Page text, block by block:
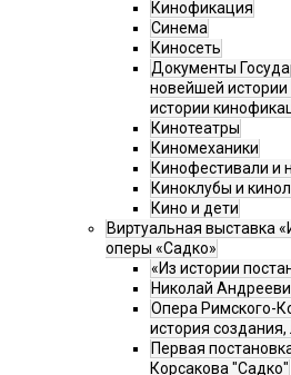
Кинофикация
Синема
Киносеть
Документы
новейшей истории
истории
Кинотеатры
Киномеханики
Кинофестивали и
Киноклубы и
Кино и дети
Виртуальная выставка
оперы «Садко»
«Из истории
Николай
Опера Римского-
история создания,
Первая
Корсакова "Садко"